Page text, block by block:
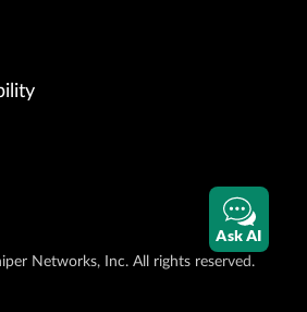
Networks, Inc. All rights reserved.
Ask AI